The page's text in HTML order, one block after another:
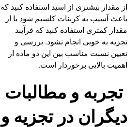
از مقدار بیشتری از اسید استفاده کنید که
باعث آسیب به کربنات کلسیم شود یا از
مقدار کمتری استفاده کنید که فرآیند
تجزیه به خوبی انجام نشود. بررسی و
تعیین نسبت مناسب بین این دو ماده از
اهمیت بالایی برخوردار است.
تجربه و مطالبات
دیگران در تجزیه و